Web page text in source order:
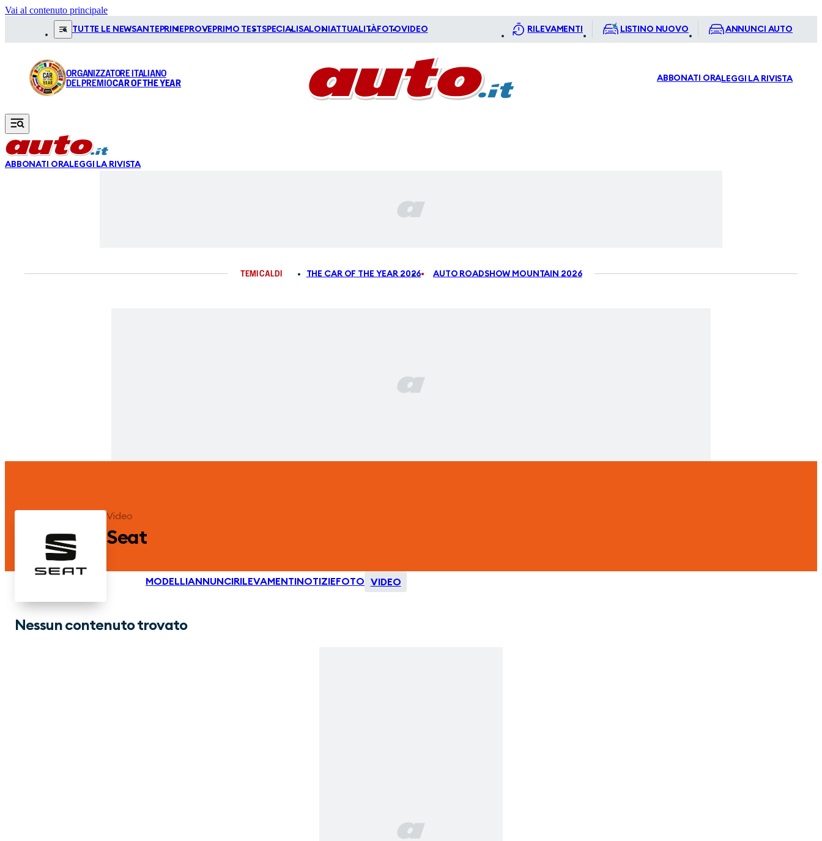
Vai al contenuto principale
TUTTE LE NEWSANTEPRIME PROVE PRIMO TESTSPECIALI SALONI ATTUALITÀFOTOVIDEO RILEVAMENTI LISTINO NUOVO ANNUNCI AUTO
ORGANIZZATORE ITALIANO
DEL PREMIOCAR OF THE YEAR ABBONATI ORALEGGI LA RIVISTA
ABBONATI ORALEGGI LA RIVISTA
TEMI CALDI THE CAR OF THE YEAR 2026 AUTO ROADSHOW MOUNTAIN 2026
Video
Seat
MODELLI ANNUNCI RILEVAMENTI NOTIZIE FOTO VIDEO
Nessun contenuto trovato